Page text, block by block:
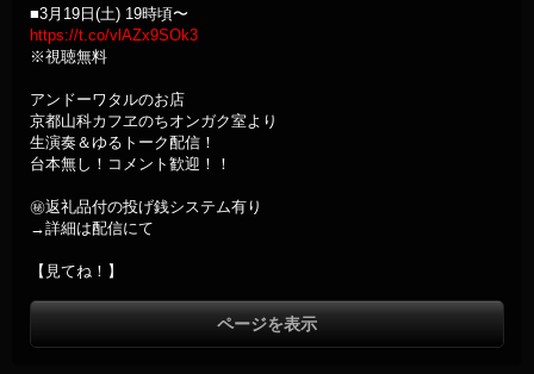
■3月19日(土) 19時頃〜
https://t.co/vlAZx9SOk3
※視聴無料
アンドーワタルのお店
京都山科カフヱのちオンガク室より
生演奏＆ゆるトーク配信！
台本無し！コメント歓迎！！
㊙返礼品付の投げ銭システム有り
→詳細は配信にて
【見てね！】
ページを表示